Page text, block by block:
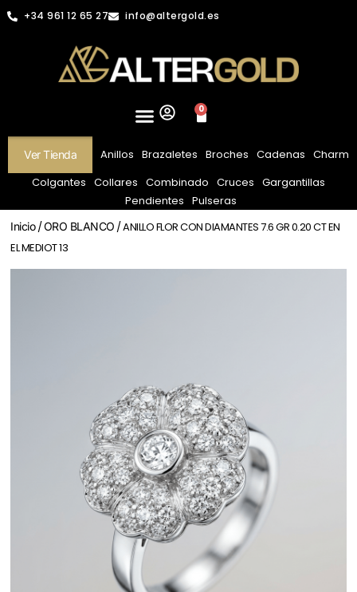
+34 961 12 65 27 info@altergold.es
0
Ver Tienda Anillos Brazaletes Broches Cadenas Charm
Colgantes Collares Combinado Cruces Gargantillas
Pendientes Pulseras
Inicio/ORO BLANCO / ANILLO FLOR CON DIAMANTES 7.6 GR 0.20 CT EN
EL MEDIOT 13